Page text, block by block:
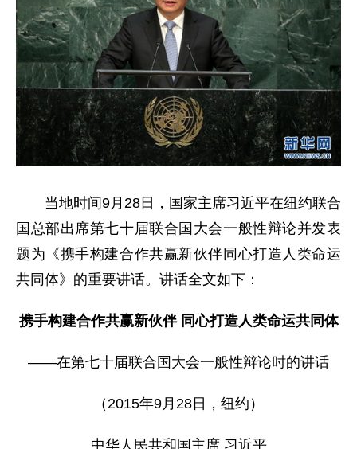
当地时间9月28日，国家主席习近平在纽约联合
国总部出席第七十届联合国大会一般性辩论并发表
题为《携手构建合作共赢新伙伴同心打造人类命运
共同体》的重要讲话。讲话全文如下：
携手构建合作共赢新伙伴 同心打造人类命运共同体
——在第七十届联合国大会一般性辩论时的讲话
（2015年9月28日，纽约）
中华人民共和国主席 习近平